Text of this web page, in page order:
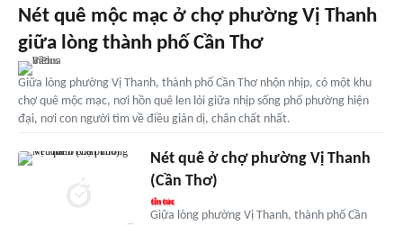
Nét quê mộc mạc ở chợ phường Vị Thanh
giữa lòng thành phố Cần Thơ
Giữa lòng phường Vị Thanh, thành phố Cần Thơ nhộn nhịp, có một khu
chợ quê mộc mạc, nơi hồn quê len lỏi giữa nhịp sống phố phường hiện
đại, nơi con người tìm về điều giản dị, chân chất nhất.
Nét quê ở chợ phường Vị Thanh
(Cần Thơ)
Giữa lòng phường Vị Thanh, thành phố Cần